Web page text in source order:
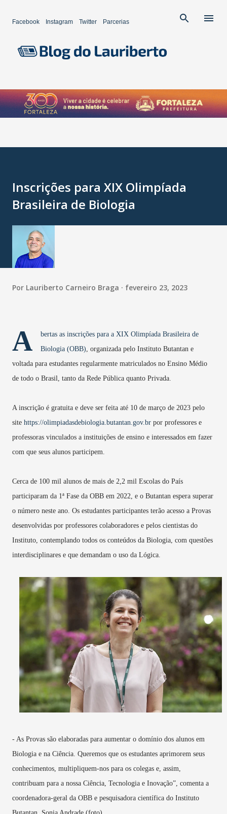
Facebook Instagram Twitter Parcerias
Inscrições para XIX Olimpíada
Brasileira de Biologia
Por Lauriberto Carneiro Braga fevereiro 23, 2023
A bertas as inscrições para a XIX Olimpíada Brasileira de
Biologia (OBB), organizada pelo Instituto Butantan e
voltada para estudantes regularmente matriculados no Ensino Médio
de todo o Brasil, tanto da Rede Pública quanto Privada.
A inscrição é gratuita e deve ser feita até 10 de março de 2023 pelo
site https://olimpiadasdebiologia.butantan.gov.br por professores e
professoras vinculados a instituições de ensino e interessados em fazer
com que seus alunos participem.
Cerca de 100 mil alunos de mais de 2,2 mil Escolas do País
participaram da 1ª Fase da OBB em 2022, e o Butantan espera superar
o número neste ano. Os estudantes participantes terão acesso a Provas
desenvolvidas por professores colaboradores e pelos cientistas do
Instituto, contemplando todos os conteúdos da Biologia, com questões
interdisciplinares e que demandam o uso da Lógica.
- As Provas são elaboradas para aumentar o domínio dos alunos em
Biologia e na Ciência. Queremos que os estudantes aprimorem seus
conhecimentos, multipliquem-nos para os colegas e, assim,
contribuam para a nossa Ciência, Tecnologia e Inovação”, comenta a
coordenadora-geral da OBB e pesquisadora científica do Instituto